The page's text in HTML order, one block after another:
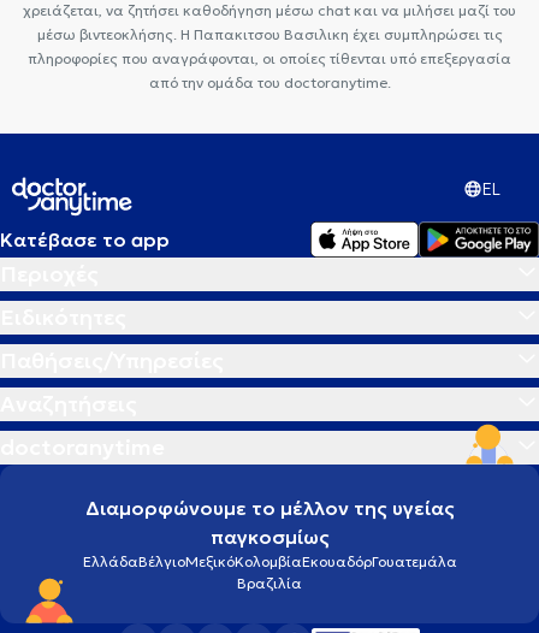
χρειάζεται, να ζητήσει καθοδήγηση μέσω chat και να μιλήσει μαζί του
μέσω βιντεοκλήσης. Η Παπακιτσου Βασιλικη έχει συμπληρώσει τις
πληροφορίες που αναγράφονται, οι οποίες τίθενται υπό επεξεργασία
από την ομάδα του doctoranytime.
EL
Κατέβασε το app
Διαμορφώνουμε το μέλλον της υγείας
παγκοσμίως
ΕλλάδαΒέλγιοΜεξικόΚολομβίαΕκουαδόρΓουατεμάλα
Βραζιλία